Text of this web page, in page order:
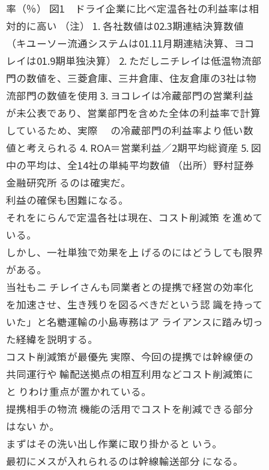
率（％） 図1 ドライ企業に比べ定温各社の利益率は相
対的に高い （注） 1. 各社数値は02.3期連結決算数値
（キユーソー流通システムは01.11月期連結決算、ヨコ
レイは01.9期単独決算） 2. ただしニチレイは低温物流部
門の数値を、三菱倉庫、三井倉庫、住友倉庫の3社は物
流部門の数値を使用 3. ヨコレイは冷蔵部門の営業利益
が未公表であり、営業部門を含めた全体の利益率で計算
しているため、実際 の冷蔵部門の利益率より低い数
値と考えられる 4. ROA＝営業利益／2期平均総資産 5. 図
中の平均は、全14社の単純平均数値 （出所）野村証券
金融研究所 るのは確実だ。
利益の確保も困難になる。
それをにらんで定温各社は現在、コスト削減策 を進めて
いる。
しかし、一社単独で効果を上 げるのにはどうしても限界
がある。
当社もニ チレイさんも同業者との提携で経営の効率化
を加速させ、生き残りを図るべきだという認 識を持って
いた」と名糖運輸の小島専務はア ライアンスに踏み切っ
た経緯を説明する。
コスト削減策が最優先 実際、今回の提携では幹線便の
共同運行や 輸配送拠点の相互利用などコスト削減策に
と りわけ重点が置かれている。
提携相手の物流 機能の活用でコストを削減できる部分
はない か。
まずはその洗い出し作業に取り掛かると いう。
最初にメスが入れられるのは幹線輸送部分 になる。